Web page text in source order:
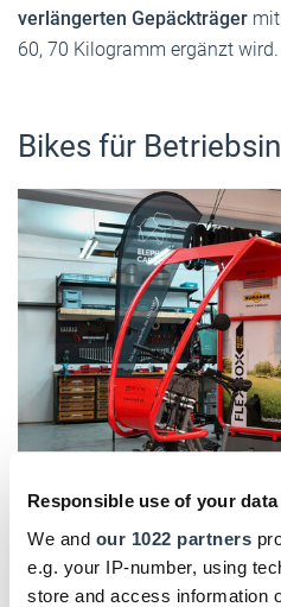
Responsible use of your data
We and our 1022 partners
e.g. your IP-number, using
store and access information
verlängerten Gepäckträger
60, 70 Kilogramm ergänzt wird.
Bikes für
In vielen Fällen kann ein Lastenrad das
Regensburg mit dem FlexBox Kofferaufbau